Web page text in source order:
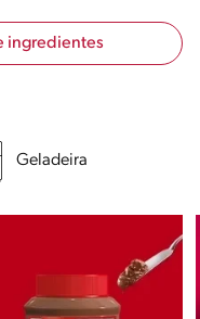
ingredientes
Geladeira